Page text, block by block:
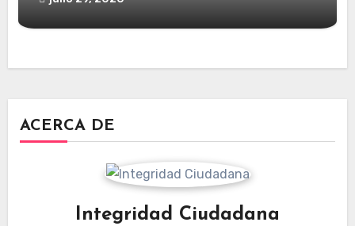
ACERCA DE
Integridad Ciudadana